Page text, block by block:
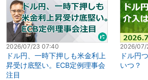
2026/07/23 07:40
ドル円、一時下押しも米金利上
昇受け底堅い。ECB定例理事会
注目
2026/07/
ドル円
いつ？